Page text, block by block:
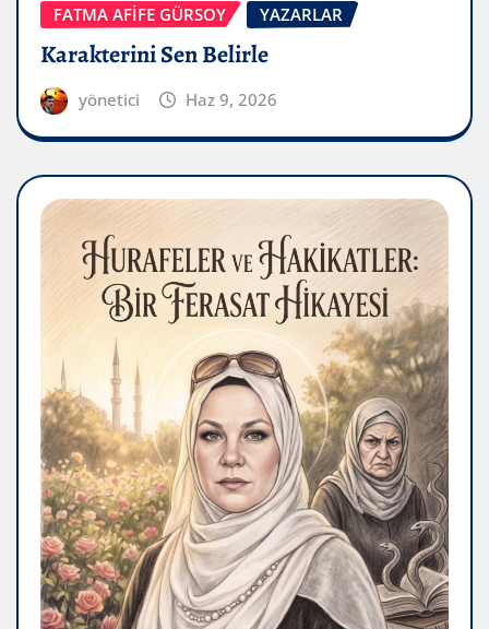
FATMA AFİFE GÜRSOY YAZARLAR
Karakterini Sen Belirle
yönetici Haz 9, 2026